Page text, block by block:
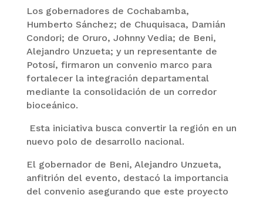
Los gobernadores de Cochabamba,
Humberto Sánchez; de Chuquisaca, Damián
Condori; de Oruro, Johnny Vedia; de Beni,
Alejandro Unzueta; y un representante de
Potosí, firmaron un convenio marco para
fortalecer la integración departamental
mediante la consolidación de un corredor
bioceánico.
Esta iniciativa busca convertir la región en un
nuevo polo de desarrollo nacional.
El gobernador de Beni, Alejandro Unzueta,
anfitrión del evento, destacó la importancia
del convenio asegurando que este proyecto